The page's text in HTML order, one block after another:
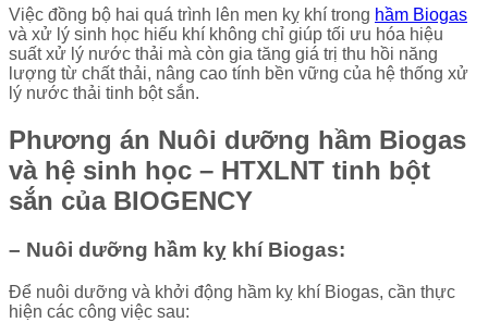
Việc đồng bộ hai quá trình lên men kỵ khí trong hầm Biogas
và xử lý sinh học hiếu khí không chỉ giúp tối ưu hóa hiệu
suất xử lý nước thải mà còn gia tăng giá trị thu hồi năng
lượng từ chất thải, nâng cao tính bền vững của hệ thống xử
lý nước thải tinh bột sắn.
Phương án Nuôi dưỡng hầm Biogas
và hệ sinh học – HTXLNT tinh bột
sắn của BIOGENCY
– Nuôi dưỡng hầm kỵ khí Biogas:
Để nuôi dưỡng và khởi động hầm kỵ khí Biogas, cần thực
hiện các công việc sau: